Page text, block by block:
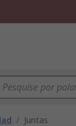
/ Juntas